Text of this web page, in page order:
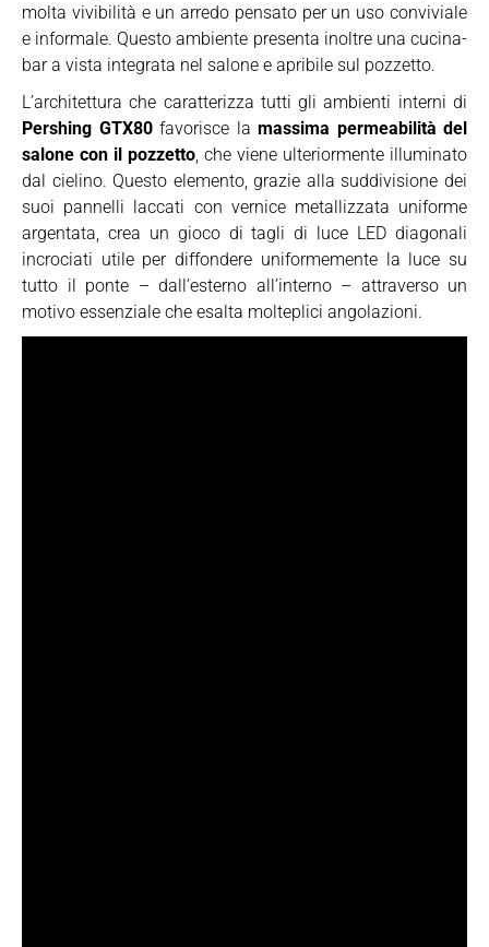
molta vivibilità e un arredo pensato per un uso conviviale
e informale. Questo ambiente presenta inoltre una cucina-
bar a vista integrata nel salone e apribile sul pozzetto.
L’architettura che caratterizza tutti gli ambienti interni di
Pershing GTX80favorisce la massima permeabilità del
salone con il pozzetto , che viene ulteriormente illuminato
dal cielino. Questo elemento, grazie alla suddivisione dei
suoi pannelli laccati con vernice metallizzata uniforme
argentata, crea un gioco di tagli di luce LED diagonali
incrociati utile per diffondere uniformemente la luce su
tutto il ponte – dall’esterno all’interno – attraverso un
motivo essenziale che esalta molteplici angolazioni.